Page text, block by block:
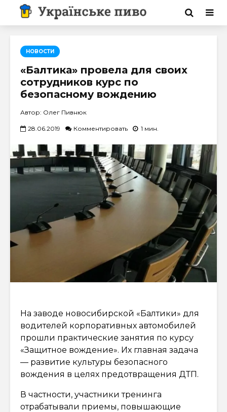
НОВОСТИ
«Балтика» провела для своих
сотрудников курс по
безопасному вождению
Автор: Олег Пивнюк
28.06.2019 Комментировать 1 мин.
На заводе новосибирской «Балтики» для
водителей корпоративных автомобилей
прошли практические занятия по курсу
«Защитное вождение». Их главная задача
— развитие культуры безопасного
вождения в целях предотвращения ДТП.
В частности, участники тренинга
отрабатывали приемы, повышающие